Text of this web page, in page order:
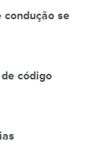
condução se
código